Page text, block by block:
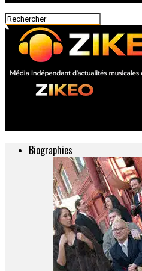
Biographies